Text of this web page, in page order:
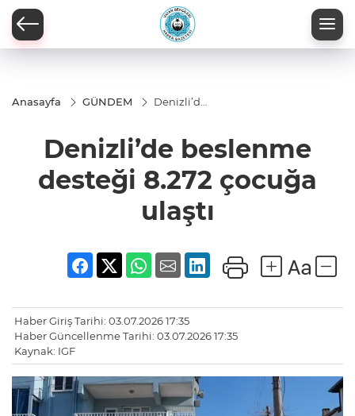
Anasayfa GÜNDEM
Denizli’de
8.272
çocuğa
Denizli’de beslenme
desteği 8.272 çocuğa
ulaştı
Haber Giriş Tarihi: 03.07.2026 17:35
Haber Güncellenme Tarihi: 03.07.2026 17:35
Kaynak: IGF